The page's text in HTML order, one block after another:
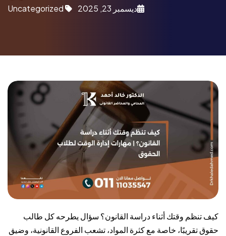
ديسمبر 23, 2025 Uncategorized
كيف تنظم وقتك أثناء دراسة القانون؟ سؤال يطرحه كل طالب
حقوق تقريبًا، خاصة مع كثرة المواد، تشعب الفروع القانونية، وضيق